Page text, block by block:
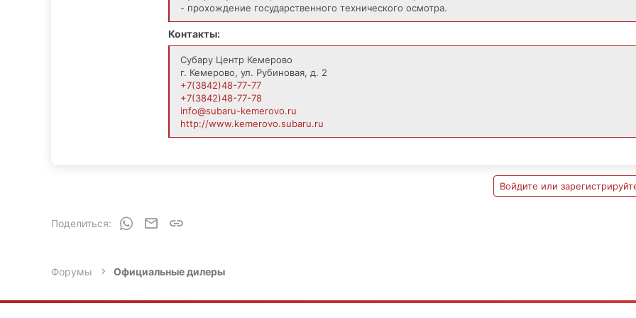
- прохождение государственного технического осмотра.
Контакты:
Субару Центр Кемерово
г. Кемерово, ул. Рубиновая, д. 2
+7(3842)48-77-77
+7(3842)48-77-78
info@subaru-kemerovo.ru
http://www.kemerovo.subaru.ru
Войдите или
Поделиться: WhatsAppЭлектронная почта
Ссылка
Форумы Официальные дилеры